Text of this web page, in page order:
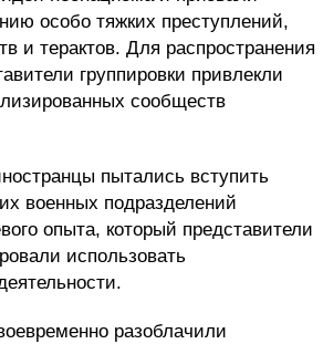
особо тяжких преступлений,
и терактов. Для распространения
группировки привлекли
сообществ
пытались вступить
военных подразделений
опыта, который представители
использовать
разоблачили